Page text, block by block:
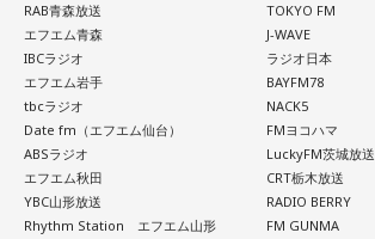
RAB青森放送
エフエム青森
IBCラジオ
エフエム岩手
tbcラジオ
Date fm（エフエム仙台）
ABSラジオ
エフエム秋田
YBC山形放送
Rhythm Station エフエム山形
TOKYO FM
J-WAVE
ラジオ日本
BAYFM78
NACK5
FMヨコハマ
LuckyFM茨城放送
CRT栃木放送
RADIO BERRY
FM GUNMA